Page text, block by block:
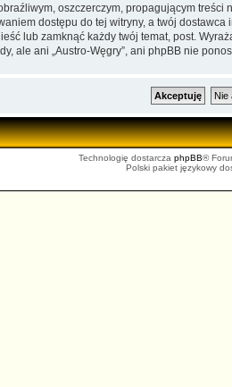
oszczerczym, propagującym
dostępu do tej witryny, a twój
lub zamknąć każdy twój temat, post.
ale ani „Austro-Węgry”, ani phpBB nie
Technologię dostarcza phpBB®
Polski pakiet językowy